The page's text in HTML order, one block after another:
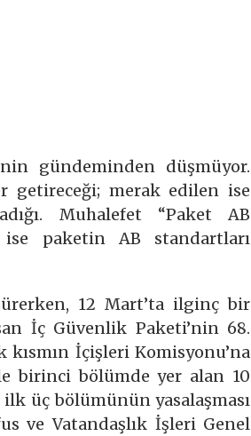
gündeminden düşmüyor.
getireceği; merak edilen ise
Muhalefet “Paket AB
paketin AB standartları
12 Mart’ta ilginç bir
İç Güvenlik Paketi’nin 68.
İçişleri Komisyonu’na
birinci bölümde yer alan 10
üç bölümünün yasalaşması
ve Vatandaşlık İşleri Genel